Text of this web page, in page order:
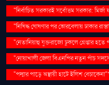
"নির্বাচিত সরকারই সর্বোত্তম সরকার:
"নিষিদ্ধ ঘোষণার পর ভোরবেলায় ঢাকার
"নেতানিয়াহু যুক্তরাজ্যে ঢুকলে গ্রেপ্তার হতে
"নোয়াখালী জেলা বিএনপির নতুন পাঁচ
"পদ্মার পাড়ে অস্থায়ী হাটে ইলিশ বেচাকেনা"''